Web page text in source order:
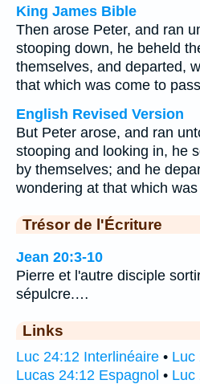
King James Bible
Then arose Peter, and ran
stooping down, he beheld
themselves, and departed,
that which was come to
English Revised Version
But Peter arose, and ran
stooping and looking in, he
by themselves; and he
wondering at that which
Trésor de l'Écriture
Jean 20:3-10
Pierre et l'autre disciple
sépulcre.…
Links
Luc 24:12 Interlinéaire • Luc
Lucas 24:12 Espagnol • Luc